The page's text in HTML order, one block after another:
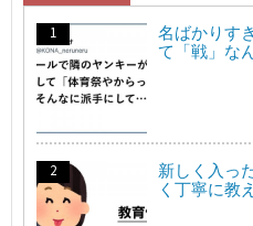
名ばかりす
て「戦」な
新しく入っ
く丁寧に教